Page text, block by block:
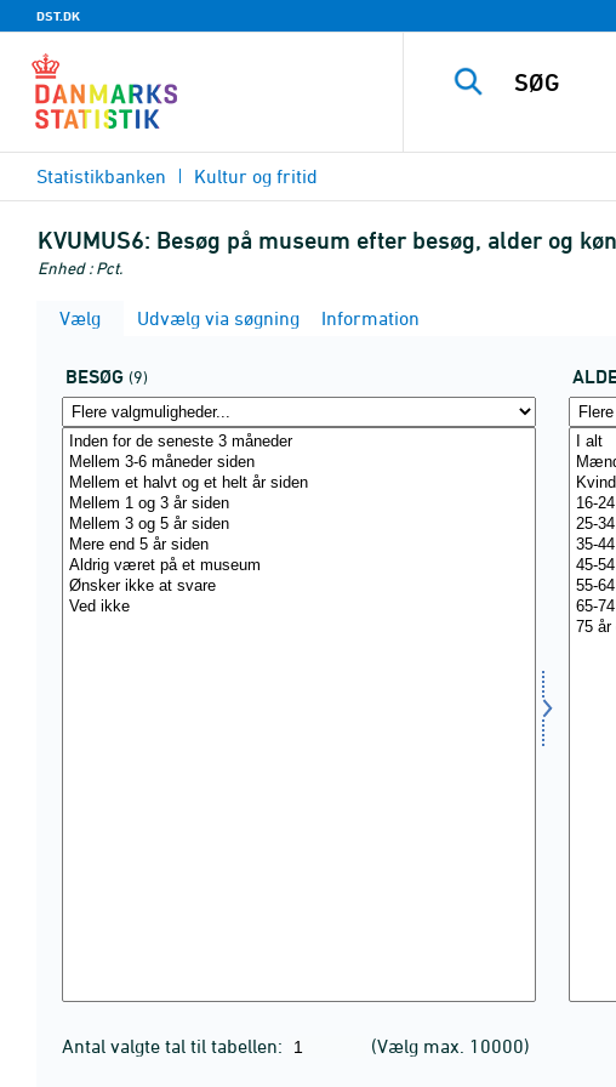
DST.DK
Statistikbanken Kultur og fritid
KVUMUS6: Besøg på museum efter besøg, alder og
Enhed : Pct.
Vælg Udvælg via søgning Information
BESØG (9)
Antal valgte tal til tabellen: (Vælg max. 10000)